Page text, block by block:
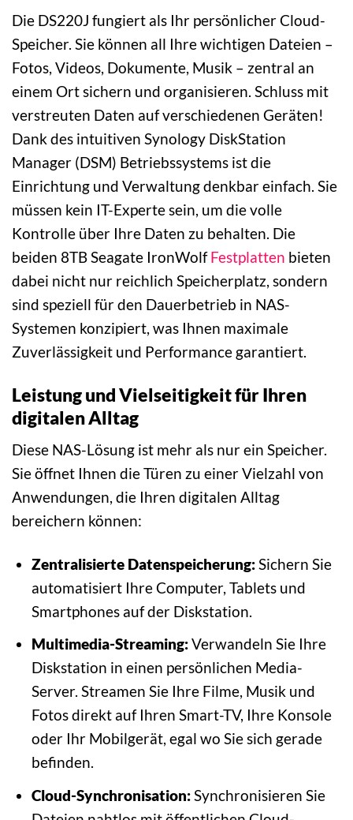
Die DS220J fungiert als Ihr persönlicher Cloud-
Speicher. Sie können all Ihre wichtigen Dateien –
Fotos, Videos, Dokumente, Musik – zentral an
einem Ort sichern und organisieren. Schluss mit
verstreuten Daten auf verschiedenen Geräten!
Dank des intuitiven Synology DiskStation
Manager (DSM) Betriebssystems ist die
Einrichtung und Verwaltung denkbar einfach. Sie
müssen kein IT-Experte sein, um die volle
Kontrolle über Ihre Daten zu behalten. Die
beiden 8TB Seagate IronWolfFestplatten bieten
dabei nicht nur reichlich Speicherplatz, sondern
sind speziell für den Dauerbetrieb in NAS-
Systemen konzipiert, was Ihnen maximale
Zuverlässigkeit und Performance garantiert.
Leistung und Vielseitigkeit für Ihren
digitalen Alltag
Diese NAS-Lösung ist mehr als nur ein Speicher.
Sie öffnet Ihnen die Türen zu einer Vielzahl von
Anwendungen, die Ihren digitalen Alltag
bereichern können:
Zentralisierte Datenspeicherung:Sichern Sie
automatisiert Ihre Computer, Tablets und
Smartphones auf der Diskstation.
Multimedia-Streaming:Verwandeln Sie Ihre
Diskstation in einen persönlichen Media-
Server. Streamen Sie Ihre Filme, Musik und
Fotos direkt auf Ihren Smart-TV, Ihre Konsole
oder Ihr Mobilgerät, egal wo Sie sich gerade
befinden.
Cloud-Synchronisation:Synchronisieren Sie